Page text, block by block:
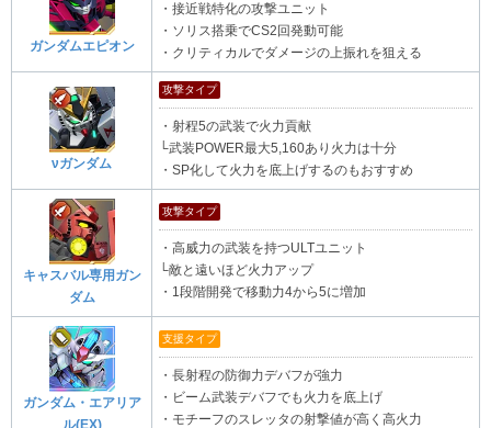
ガンダムエピオン
・接近戦特化の攻撃ユニット
・ソリス搭乗でCS2回発動可能
・クリティカルでダメージの上振れを狙える
νガンダム
攻撃タイプ
・射程5の武装で火力貢献
└武装POWER最大5,160あり火力は十分
・SP化して火力を底上げするのもおすすめ
キャスバル専用ガン
ダム
攻撃タイプ
・高威力の武装を持つULTユニット
└敵と遠いほど火力アップ
・1段階開発で移動力4から5に増加
ガンダム・エアリア
ル(EX)
支援タイプ
・長射程の防御力デバフが強力
・ビーム武装デバフでも火力を底上げ
・モチーフのスレッタの射撃値が高く高火力